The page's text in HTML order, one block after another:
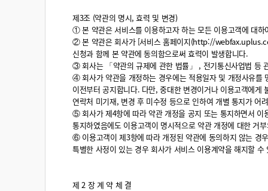
제3조 (약관의 명시, 효력 및 변경)
① 본 약관은 서비스를 이용하고자 하는 모든 이용고객에 대하
② 본 약관은 회사가 [서비스 홈페이지(http://
신청과 함께 본 약관에 동의함으로써 효력이 발생합니다.
③ 회사는 「약관의 규제에 관한 법률」 , 전기통신사업법 등
④ 회사가 약관을 개정하는 경우에는 적용일자 및 개정사유
이전부터 공지합니다. 다만, 중대한 변경이거나 이용고객에
연락처 미기재, 변경 후 미수정 등으로 인하여 개별 통지가 어
⑤ 회사가 제4항에 따라 약관 개정을 공지 또는 통지하면서 이
통지하였음에도 이용고객이 명시적으로 약관 개정에 대한 거
⑥ 이용고객이 제3항에 따라 개정된 약관에 동의하지 않는 경
특별한 사정이 있는 경우 회사가 서비스 이용계약을 해지할 수
제 2 장 계 약 체 결